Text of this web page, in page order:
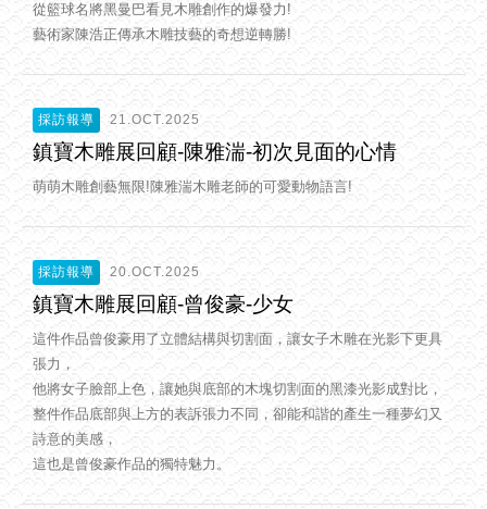
從籃球名將黑曼巴看見木雕創作的爆發力!
藝術家陳浩正傳承木雕技藝的奇想逆轉勝!
採訪報導 21.OCT.2025
鎮寶木雕展回顧-陳雅湍-初次見面的心情
萌萌木雕創藝無限!陳雅湍木雕老師的可愛動物語言!
採訪報導 20.OCT.2025
鎮寶木雕展回顧-曾俊豪-少女
這件作品曾俊豪用了立體結構與切割面，讓女子木雕在光影下更具
張力，
他將女子臉部上色，讓她與底部的木塊切割面的黑漆光影成對比，
整件作品底部與上方的表訴張力不同，卻能和諧的產生一種夢幻又
詩意的美感，
這也是曾俊豪作品的獨特魅力。